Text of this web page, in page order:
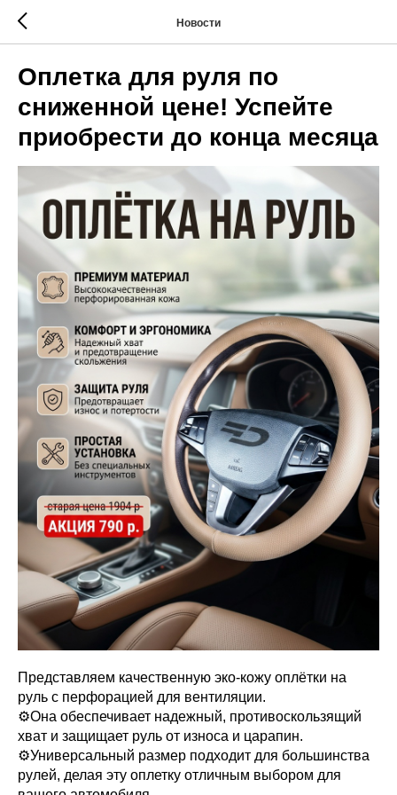
Новости
Оплетка для руля по
сниженной цене! Успейте
приобрести до конца месяца
Представляем качественную эко-кожу оплётки на
руль с перфорацией для вентиляции.
⚙Она обеспечивает надежный, противоскользящий
хват и защищает руль от износа и царапин.
⚙Универсальный размер подходит для большинства
рулей, делая эту оплетку отличным выбором для